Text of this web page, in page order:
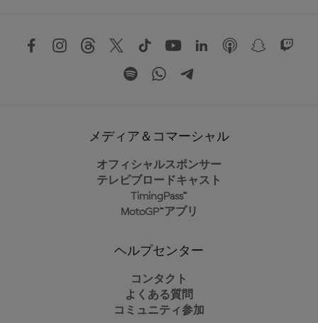
メディア＆コマーシャル
オフィシャルスポンサー
テレビブロードキャスト
TimingPass™
MotoGP™アプリ
ヘルプセンター
コンタクト
よくある質問
コミュニティ参加